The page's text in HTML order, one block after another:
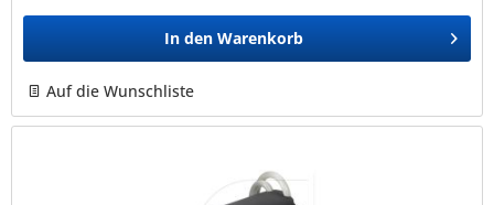
In den Warenkorb
Auf die Wunschliste